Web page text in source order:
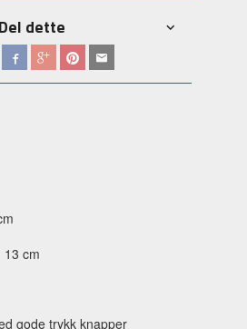
Del dette
cm
gode trykk knapper